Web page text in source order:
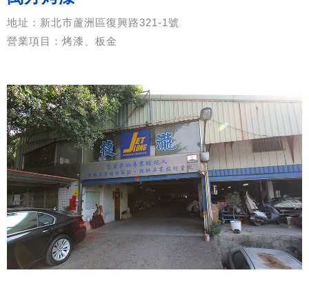
地址：新北市蘆洲區復興路321-1號
營業項目：烤漆、板金